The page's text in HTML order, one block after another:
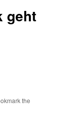
geht
the